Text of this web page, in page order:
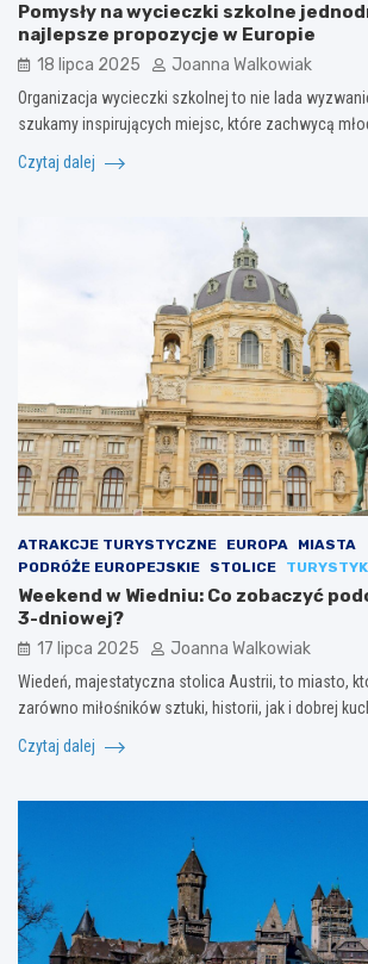
Pomysły na wycieczki szkolne
najlepsze propozycje w Europie
18 lipca 2025 Joanna Walkowiak
Organizacja wycieczki szkolnej to nie lada
szukamy inspirujących miejsc, które zachwycą
Czytaj dalej
ATRAKCJE TURYSTYCZNE EUROPA
MIASTA
PODRÓŻE EUROPEJSKIE
STOLICE
Weekend w Wiedniu: Co zobaczyć
3-dniowej?
17 lipca 2025 Joanna Walkowiak
Wiedeń, majestatyczna stolica Austrii, to miasto,
zarówno miłośników sztuki, historii, jak i dobrej
Czytaj dalej